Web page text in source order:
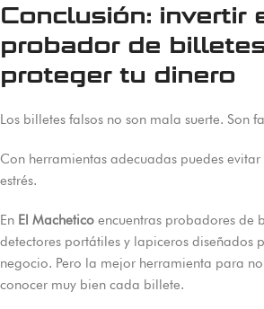
Conclusión: invertir
probador de
proteger tu dinero
Los billetes falsos no son mala suerte. Son
Con herramientas adecuadas puedes
estrés.
En El Machetico encuentras probadores de
detectores portátiles y lapiceros diseñados
negocio. Pero la mejor herramienta para no
conocer muy bien cada billete.